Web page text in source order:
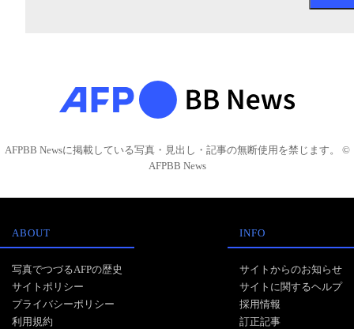
AFPBB Newsに掲載している写真・見出し・記事の無断使用を禁じます。 ©
AFPBB News
ABOUT
写真でつづるAFPの歴史
サイトポリシー
プライバシーポリシー
利用規約
INFO
サイトからのお知らせ
サイトに関するヘルプ
採用情報
訂正記事